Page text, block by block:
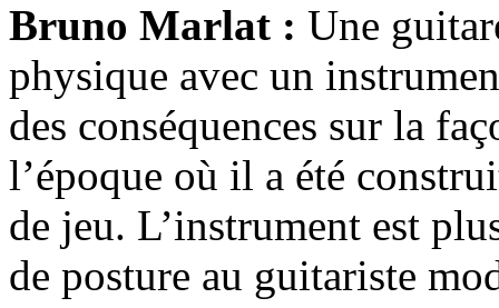
Bruno Marlat : Une
physique avec un
des conséquences sur la
l’époque où il a été
de jeu. L’instrument est
de posture au guitariste